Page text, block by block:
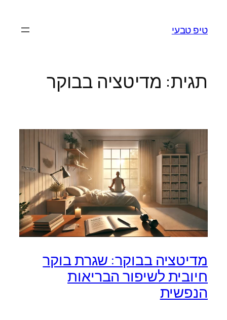
טיפ טבעי
תגית: מדיטציה בבוקר
מדיטציה בבוקר: שגרת בוקר
חיובית לשיפור הבריאות
הנפשית